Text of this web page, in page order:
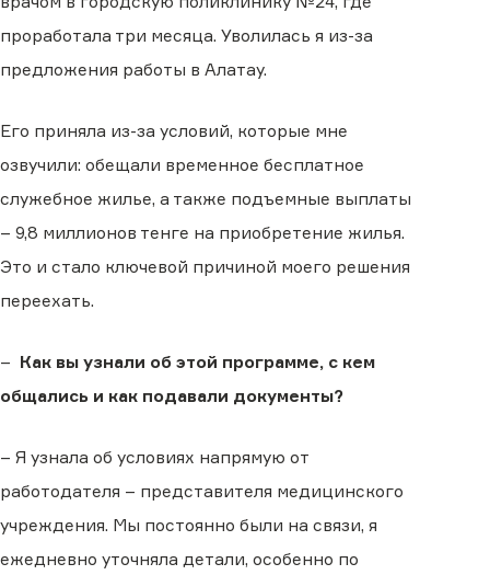
проработала три месяца. Уволилась я из-за
предложения работы в Алатау.
Его приняла из-за условий, которые мне
озвучили: обещали временное бесплатное
служебное жилье, а также подъемные выплаты
– 9,8 миллионов тенге на приобретение жилья.
Это и стало ключевой причиной моего решения
переехать.
– Как вы узнали об этой программе, с кем
общались и как подавали документы?
– Я узнала об условиях напрямую от
работодателя – представителя медицинского
учреждения. Мы постоянно были на связи, я
ежедневно уточняла детали, особенно по